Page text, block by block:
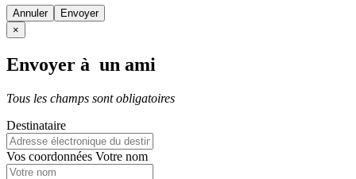
Annuler
×
Envoyer à un ami
Tous les champs sont obligatoires
Destinataire
Vos coordonnées Votre nom